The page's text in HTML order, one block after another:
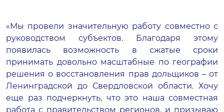
«Мы провели значительную работу совместно с
руководством субъектов. Благодаря этому
появилась возможность в сжатые сроки
принимать довольно масштабные по географии
решения о восстановления прав дольщиков – от
Ленинградской до Свердловской области. Хочу
еще раз подчеркнуть, что это наша совместная
работа с правительством регионов, и призываю